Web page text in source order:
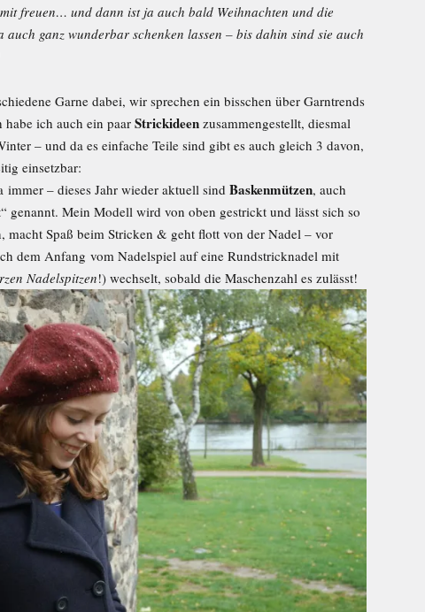
freuen… und dann ist ja auch bald Weihnachten und die
auch ganz wunderbar schenken lassen – bis dahin sind sie auch
Garne dabei, wir sprechen ein bisschen über Garntrends
ich auch ein paarStrickideen zusammengestellt, diesmal
– und da es einfache Teile sind gibt es auch gleich 3 davon,
einsetzbar:
immer – dieses Jahr wieder aktuell sind Baskenmützen, auch
genannt. Mein Modell wird von oben gestrickt und lässt sich so
macht Spaß beim Stricken & geht flott von der Nadel – vor
dem Anfang vom Nadelspiel auf eine Rundstricknadel mit
Nadelspitzen!) wechselt, sobald die Maschenzahl es zulässt!